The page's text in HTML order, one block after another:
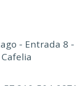
- Entrada 8 -
Cafelia